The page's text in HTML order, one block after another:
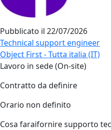
Pubblicato il 22/07/2026
Technical support engineer
Object First - Tutta italia (IT)
Lavoro in sede (On-site)
Contratto da definire
Orario non definito
Cosa faraifornire supporto